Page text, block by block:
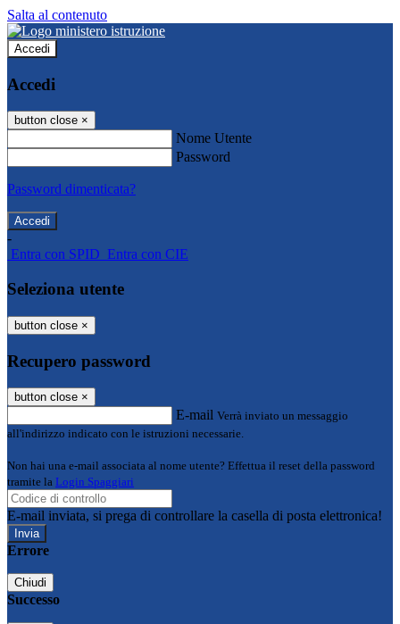
Salta al contenuto
Accedi
Accedi
button close ×
Nome Utente
Password
Password dimenticata?
-
Entra con SPID Entra con CIE
Seleziona utente
button close ×
Recupero password
button close ×
E-mail Verrà inviato un messaggio
all'indirizzo indicato con le istruzioni necessarie.
Non hai una e-mail associata al nome utente? Effettua il reset della password
tramite la Login Spaggiari
E-mail inviata, si prega di controllare la casella di posta elettronica!
Errore
Chiudi
Successo